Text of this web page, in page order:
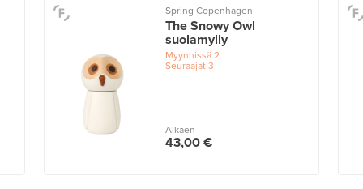
Spring Copenhagen
The Snowy Owl
suolamylly
Myynnissä2
Seuraajat3
Alkaen
43,00 €